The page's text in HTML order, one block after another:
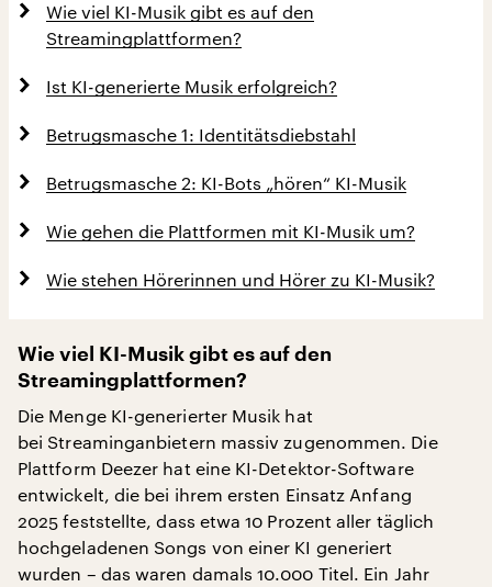
Wie viel KI-Musik gibt es auf den
Streamingplattformen?
Ist KI-generierte Musik erfolgreich?
Betrugsmasche 1: Identitätsdiebstahl
Betrugsmasche 2: KI-Bots „hören“ KI-Musik
Wie gehen die Plattformen mit KI-Musik um?
Wie stehen Hörerinnen und Hörer zu KI-Musik?
Wie viel KI-Musik gibt es auf den
Streamingplattformen?
Die Menge KI-generierter Musik hat
bei Streaminganbietern massiv zugenommen. Die
Plattform Deezer hat eine KI-Detektor-Software
entwickelt, die bei ihrem ersten Einsatz Anfang
2025 feststellte, dass etwa 10 Prozent aller täglich
hochgeladenen Songs von einer KI generiert
wurden – das waren damals 10.000 Titel. Ein Jahr